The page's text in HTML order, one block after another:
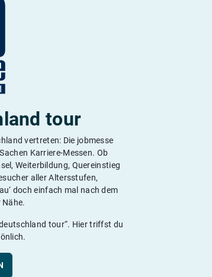
tour
vertreten: Die jobmesse
Karriere-Messen. Ob
Weiterbildung, Quereinstieg
aller Altersstufen,
doch einfach mal nach dem
Nähe.
tour“. Hier triffst du